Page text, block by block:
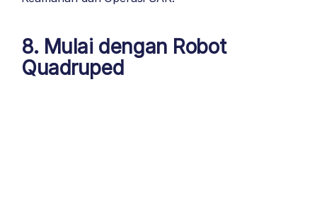
8. Mulai dengan Robot
Quadruped